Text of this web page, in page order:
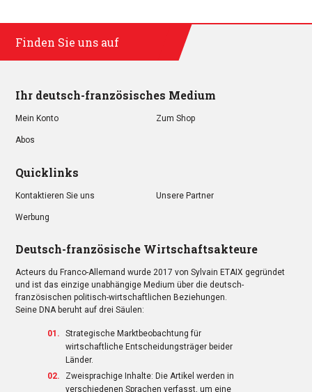
Finden Sie uns auf
Ihr deutsch-französisches Medium
Mein Konto Zum Shop
Abos
Quicklinks
Kontaktieren Sie uns Unsere Partner
Werbung
Deutsch-französische Wirtschaftsakteure
Acteurs du Franco-Allemand wurde 2017 von Sylvain ETAIX gegründet
und ist das einzige unabhängige Medium über die deutsch-
französischen politisch-wirtschaftlichen Beziehungen.
Seine DNA beruht auf drei Säulen:
Strategische Marktbeobachtung für
wirtschaftliche Entscheidungsträger beider
Länder.
Zweisprachige Inhalte: Die Artikel werden in
verschiedenen Sprachen verfasst, um eine